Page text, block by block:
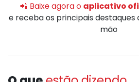
📲 Baixe agora o aplicativo
e receba os principais destaques
mão